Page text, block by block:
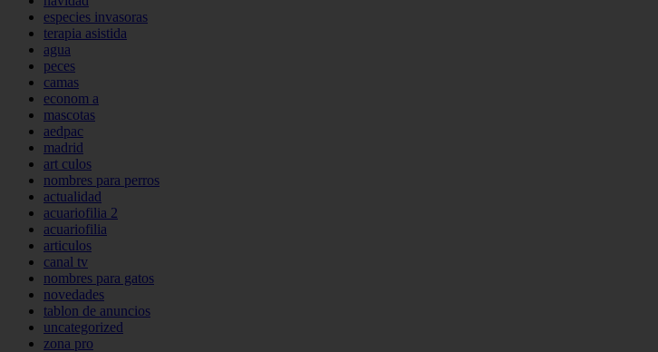
especies invasoras
terapia asistida
agua
peces
camas
econom a
mascotas
aedpac
madrid
art culos
nombres para perros
actualidad
acuariofilia 2
acuariofilia
articulos
canal tv
nombres para gatos
novedades
tablon de anuncios
uncategorized
zona pro